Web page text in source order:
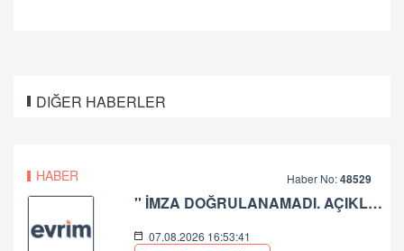
DIĞER HABERLER
HABER Haber No:48529
'' İMZA DOĞRULANAMADI. AÇIKLAMA: İMZA FORMATI YANLIŞ.'' HATASI HK
07.08.2026 16:53:41